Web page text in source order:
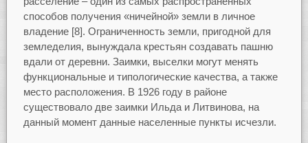
способов получения «ничейной» земли в личное
владение [8]. Ограниченность земли, пригодной для
земледелия, вынуждала крестьян создавать пашню
вдали от деревни. Заимки, выселки могут менять
функциональные и типологические качества, а также
место расположения. В 1926 году в районе
существовало две заимки Ильда и Литвинова, на
данный момент данные населенные пункты исчезли.